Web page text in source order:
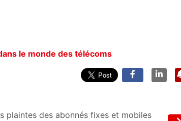
le monde des télécoms
plaintes des abonnés fixes et mobiles